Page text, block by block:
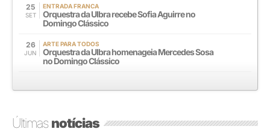
25
SET
ENTRADA FRANCA
Orquestra da Ulbra recebe Sofia Aguirre no
Domingo Clássico
26
JUN
ARTE PARA TODOS
Orquestra da Ulbra homenageia Mercedes Sosa
no Domingo Clássico
Últimasnotícias